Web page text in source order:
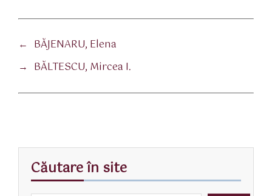
← BĂJENARU, Elena
→ BĂLTESCU, Mircea I.
Căutare în site